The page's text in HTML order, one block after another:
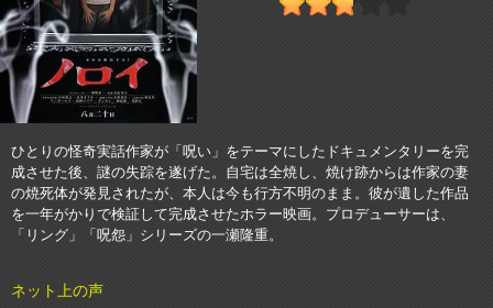
ひとりの怪奇実話作家が「呪い」をテーマにしたドキュメンタリーを完
成させた後、謎の失踪を遂げた。自宅は全焼し、焼け跡からは作家の妻
の焼死体が発見されたが、本人は今も行方不明のまま。彼が遺した作品
を一年がかりで検証して完成させたホラー映画。プロデューサーは、
「リング」「呪怨」シリーズの一瀬隆重。
ネット上の声